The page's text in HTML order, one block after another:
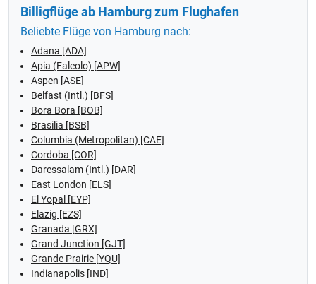
Billigflüge ab Hamburg zum Flughafen
Beliebte Flüge von Hamburg nach:
Adana [ADA]
Apia (Faleolo) [APW]
Aspen [ASE]
Belfast (Intl.) [BFS]
Bora Bora [BOB]
Brasilia [BSB]
Columbia (Metropolitan) [CAE]
Cordoba [COR]
Daressalam (Intl.) [DAR]
East London [ELS]
El Yopal [EYP]
Elazig [EZS]
Granada [GRX]
Grand Junction [GJT]
Grande Prairie [YQU]
Indianapolis [IND]